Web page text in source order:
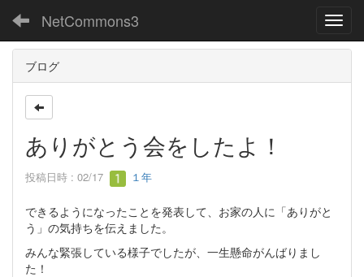
NetCommons3
ブログ
ありがとう会をしたよ！
投稿日時 : 02/17 １年
できるようになったことを発表して、お家の人に「ありがと
う」の気持ちを伝えました。
みんな緊張している様子でしたが、一生懸命がんばりまし
た！